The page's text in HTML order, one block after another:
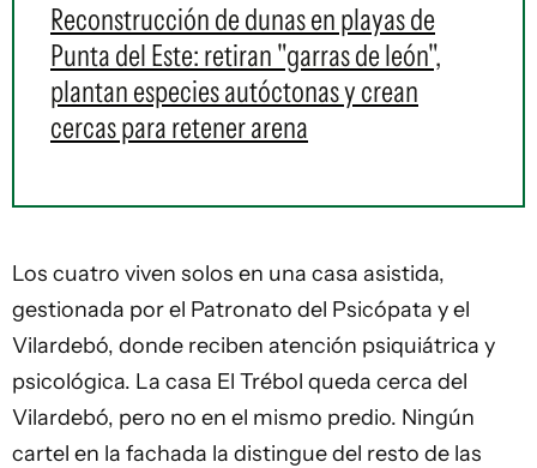
Reconstrucción de dunas en playas de
Punta del Este: retiran "garras de león",
plantan especies autóctonas y crean
cercas para retener arena
Los cuatro viven solos en una casa asistida,
gestionada por el Patronato del Psicópata y el
Vilardebó, donde reciben atención psiquiátrica y
psicológica. La casa El Trébol queda cerca del
Vilardebó, pero no en el mismo predio. Ningún
cartel en la fachada la distingue del resto de las